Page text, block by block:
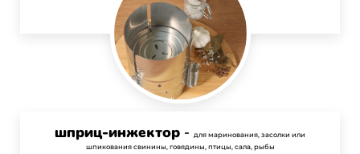
шприц-инжектор - для маринования, засолки или
шпикования свинины, говядины, птицы, сала, рыбы